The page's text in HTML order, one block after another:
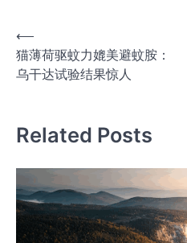
文
章
导
⟵
猫薄荷驱蚊力媲美避蚊胺：
乌干达试验结果惊人
Related Posts